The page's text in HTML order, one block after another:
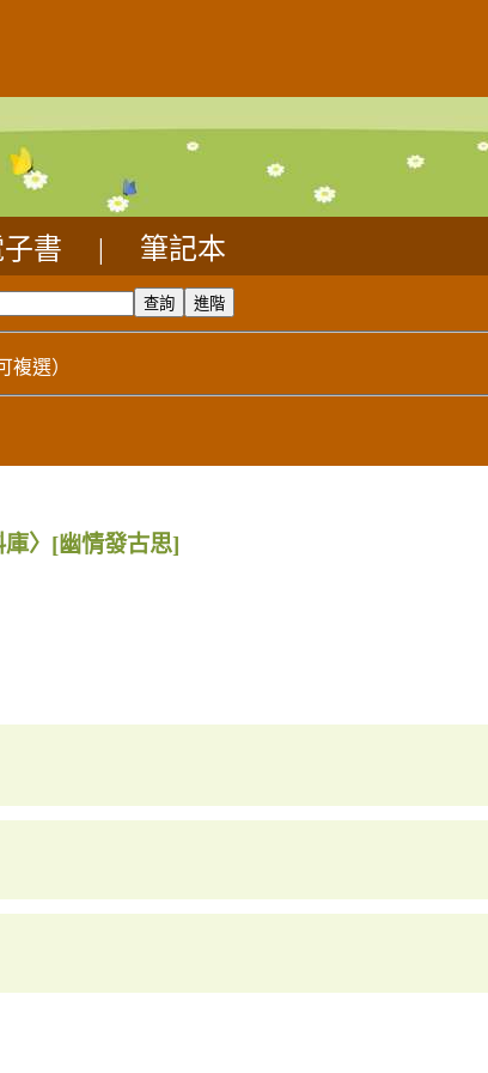
書 筆記本
複選）
〉 [幽情發古思]